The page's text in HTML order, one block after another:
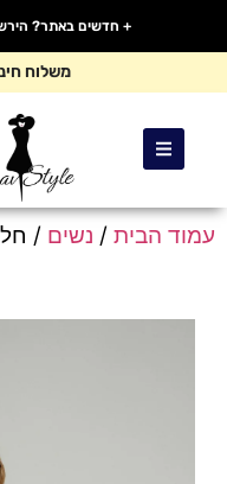
+ חדשים באתר? הירשמו
משלוח חינם
עמוד הבית / נשים /